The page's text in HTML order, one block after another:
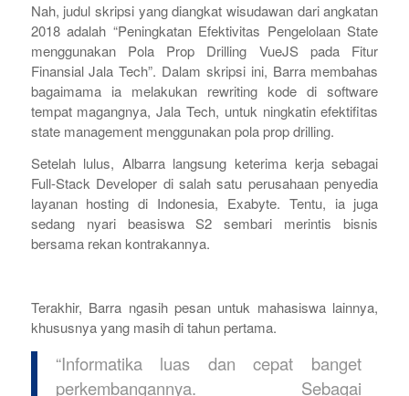
Nah, judul skripsi yang diangkat wisudawan dari angkatan
2018 adalah “Peningkatan Efektivitas Pengelolaan State
menggunakan Pola Prop Drilling VueJS pada Fitur
Finansial Jala Tech”. Dalam skripsi ini, Barra membahas
bagaimama ia melakukan rewriting kode di software
tempat magangnya, Jala Tech, untuk ningkatin efektifitas
state management menggunakan pola prop drilling.
Setelah lulus, Albarra langsung keterima kerja sebagai
Full-Stack Developer di salah satu perusahaan penyedia
layanan hosting di Indonesia, Exabyte. Tentu, ia juga
sedang nyari beasiswa S2 sembari merintis bisnis
bersama rekan kontrakannya.
Terakhir, Barra ngasih pesan untuk mahasiswa lainnya,
khususnya yang masih di tahun pertama.
“Informatika luas dan cepat banget
perkembangannya. Sebagai